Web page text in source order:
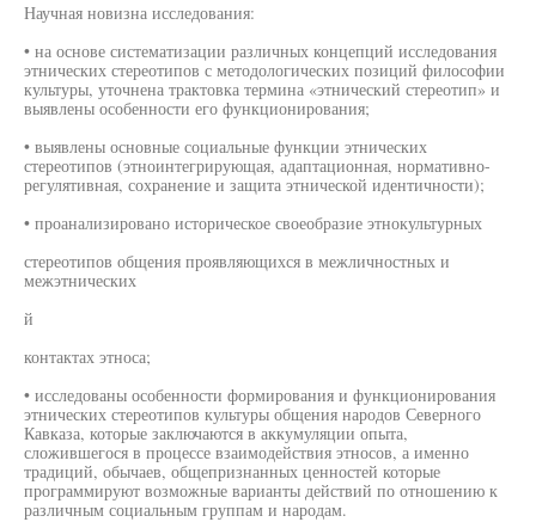
Научная новизна исследования:
• на основе систематизации различных концепций исследования
этнических стереотипов с методологических позиций философии
культуры, уточнена трактовка термина «этнический стереотип» и
выявлены особенности его функционирования;
• выявлены основные социальные функции этнических
стереотипов (этноинтегрирующая, адаптационная, нормативно-
регулятивная, сохранение и защита этнической идентичности);
• проанализировано историческое своеобразие этнокультурных
стереотипов общения проявляющихся в межличностных и
межэтнических
й
контактах этноса;
• исследованы особенности формирования и функционирования
этнических стереотипов культуры общения народов Северного
Кавказа, которые заключаются в аккумуляции опыта,
сложившегося в процессе взаимодействия этносов, а именно
традиций, обычаев, общепризнанных ценностей которые
программируют возможные варианты действий по отношению к
различным социальным группам и народам.